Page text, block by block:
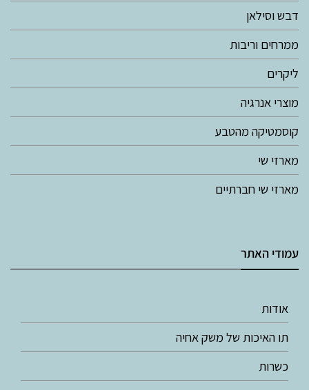
דבש וסילאן
ממרחים וריבות
ליקרים
מוצרי אנרגיה
קוסמטיקה מהטבע
מארזי שי
מארזי שי חברתיים
עמודי האתר
אודות
תו האיכות של משק אחיה
כשרות